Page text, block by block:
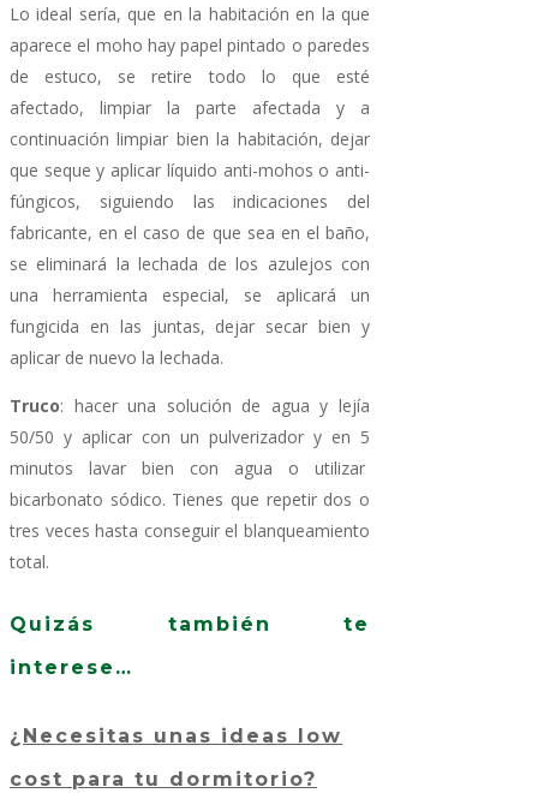
Lo ideal sería, que en la habitación en la que
aparece el moho hay papel pintado o paredes
de estuco, se retire todo lo que esté
afectado, limpiar la parte afectada y a
continuación limpiar bien la habitación, dejar
que seque y aplicar líquido anti-mohos o anti-
fúngicos, siguiendo las indicaciones del
fabricante, en el caso de que sea en el baño,
se eliminará la lechada de los azulejos con
una herramienta especial, se aplicará un
fungicida en las juntas, dejar secar bien y
aplicar de nuevo la lechada.
Truco: hacer una solución de agua y lejía
50/50 y aplicar con un pulverizador y en 5
minutos lavar bien con agua o utilizar
bicarbonato sódico. Tienes que repetir dos o
tres veces hasta conseguir el blanqueamiento
total.
Quizás también te
interese…
¿Necesitas unas ideas low
cost para tu dormitorio?